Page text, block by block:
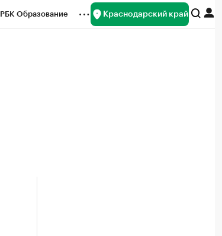
РБК Образование Краснодарский край